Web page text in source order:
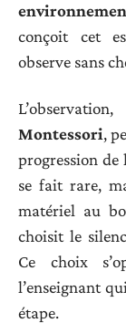
conçoit cet
observe sans
Montessori,
progression de
se fait rare,
matériel au
choisit le
Ce choix
l’enseignant
étape.